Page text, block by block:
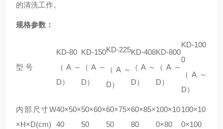
的清洗工作。
规格参数：
型 号
KD-80
（A～
D）
KD-150
（A～
D）
KD-225
（A～
D）
KD-408
（A～
D）
KD-800
（A～
D）
KD-100
0
（A～
D）
内部尺寸W
×H×D(cm)
40×50×
40
50×60×
50
60×75×
50
60×85×
80
100×10
0×80
100×10
0×100